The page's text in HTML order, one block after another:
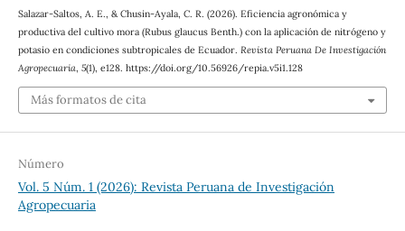
Salazar-Saltos, A. E., & Chusin-Ayala, C. R. (2026). Eficiencia agronómica y
productiva del cultivo mora (Rubus glaucus Benth.) con la aplicación de nitrógeno y
potasio en condiciones subtropicales de Ecuador. Revista Peruana De Investigación
Agropecuaria, 5(1), e128. https://doi.org/10.56926/repia.v5i1.128
Más formatos de cita
Número
Vol. 5 Núm. 1 (2026): Revista Peruana de Investigación
Agropecuaria